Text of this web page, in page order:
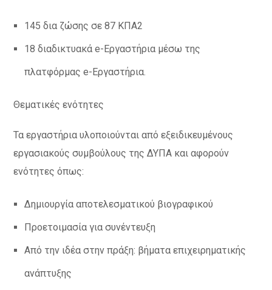
145 δια ζώσης σε 87 ΚΠΑ2
18 διαδικτυακά e-Εργαστήρια μέσω της
πλατφόρμας e-Εργαστήρια.
Θεματικές ενότητες
Τα εργαστήρια υλοποιούνται από εξειδικευμένους
εργασιακούς συμβούλους της ΔΥΠΑ και αφορούν
ενότητες όπως:
Δημιουργία αποτελεσματικού βιογραφικού
Προετοιμασία για συνέντευξη
Από την ιδέα στην πράξη: βήματα επιχειρηματικής
ανάπτυξης